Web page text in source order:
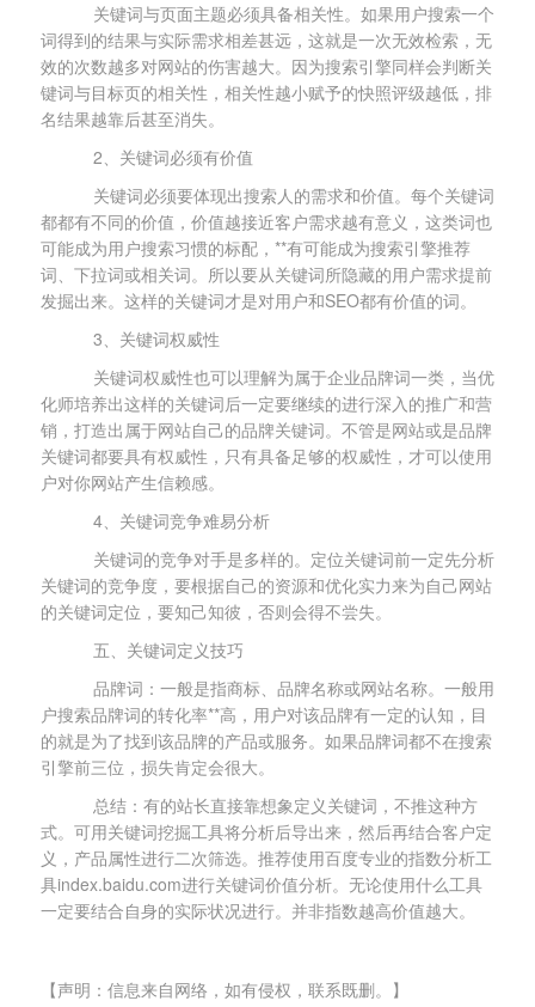
关键词与页面主题必须具备相关性。如果用户搜索一个
词得到的结果与实际需求相差甚远，这就是一次无效检索，无
效的次数越多对网站的伤害越大。因为搜索引擎同样会判断关
键词与目标页的相关性，相关性越小赋予的快照评级越低，排
名结果越靠后甚至消失。
2、关键词必须有价值
关键词必须要体现出搜索人的需求和价值。每个关键词
都都有不同的价值，价值越接近客户需求越有意义，这类词也
可能成为用户搜索习惯的标配，**有可能成为搜索引擎推荐
词、下拉词或相关词。所以要从关键词所隐藏的用户需求提前
发掘出来。这样的关键词才是对用户和SEO都有价值的词。
3、关键词权威性
关键词权威性也可以理解为属于企业品牌词一类，当优
化师培养出这样的关键词后一定要继续的进行深入的推广和营
销，打造出属于网站自己的品牌关键词。不管是网站或是品牌
关键词都要具有权威性，只有具备足够的权威性，才可以使用
户对你网站产生信赖感。
4、关键词竞争难易分析
关键词的竞争对手是多样的。定位关键词前一定先分析
关键词的竞争度，要根据自己的资源和优化实力来为自己网站
的关键词定位，要知己知彼，否则会得不尝失。
五、关键词定义技巧
品牌词：一般是指商标、品牌名称或网站名称。一般用
户搜索品牌词的转化率**高，用户对该品牌有一定的认知，目
的就是为了找到该品牌的产品或服务。如果品牌词都不在搜索
引擎前三位，损失肯定会很大。
总结：有的站长直接靠想象定义关键词，不推这种方
式。可用关键词挖掘工具将分析后导出来，然后再结合客户定
义，产品属性进行二次筛选。推荐使用百度专业的指数分析工
具index.baidu.com进行关键词价值分析。无论使用什么工具
一定要结合自身的实际状况进行。并非指数越高价值越大。
【声明：信息来自网络，如有侵权，联系既删。】